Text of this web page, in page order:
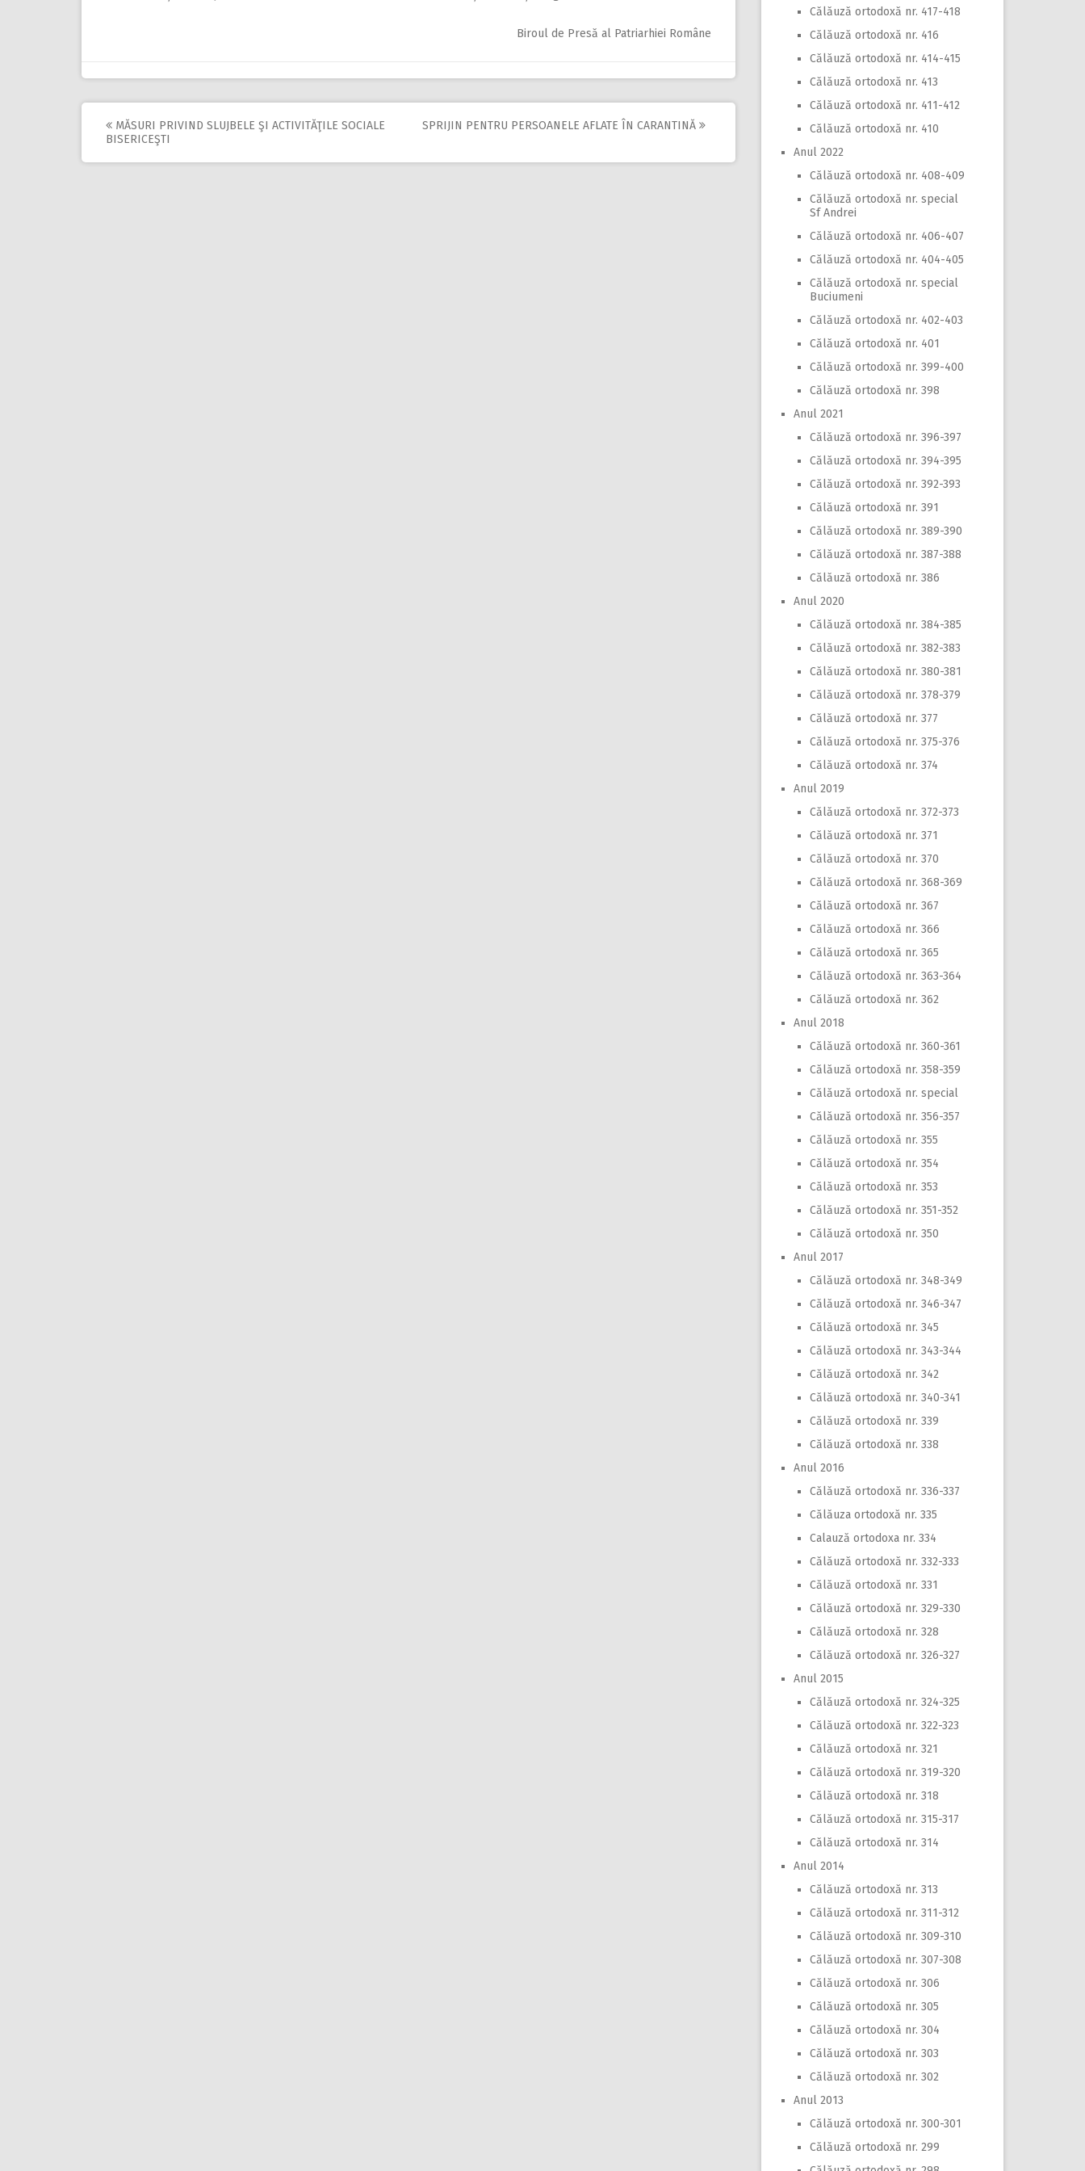
Biroul de Presă al Patriarhiei Române
Post
navigation
MĂSURI PRIVIND SLUJBELE ŞI ACTIVITĂŢILE SOCIALE
BISERICEŞTI
SPRIJIN PENTRU PERSOANELE AFLATE ÎN CARANTINĂ
Călăuză ortodoxă nr. 417-418
Călăuză ortodoxă nr. 416
Călăuză ortodoxă nr. 414-415
Călăuză ortodoxă nr. 413
Călăuză ortodoxă nr. 411-412
Călăuză ortodoxă nr. 410
Anul 2022
Călăuză ortodoxă nr. 408-409
Călăuză ortodoxă nr. special
Sf Andrei
Călăuză ortodoxă nr. 406-407
Călăuză ortodoxă nr. 404-405
Călăuză ortodoxă nr. special
Buciumeni
Călăuză ortodoxă nr. 402-403
Călăuză ortodoxă nr. 401
Călăuză ortodoxă nr. 399-400
Călăuză ortodoxă nr. 398
Anul 2021
Călăuză ortodoxă nr. 396-397
Călăuză ortodoxă nr. 394-395
Călăuză ortodoxă nr. 392-393
Călăuză ortodoxă nr. 391
Călăuză ortodoxă nr. 389-390
Călăuză ortodoxă nr. 387-388
Călăuză ortodoxă nr. 386
Anul 2020
Călăuză ortodoxă nr. 384-385
Călăuză ortodoxă nr. 382-383
Călăuză ortodoxă nr. 380-381
Călăuză ortodoxă nr. 378-379
Călăuză ortodoxă nr. 377
Călăuză ortodoxă nr. 375-376
Călăuză ortodoxă nr. 374
Anul 2019
Călăuză ortodoxă nr. 372-373
Călăuză ortodoxă nr. 371
Călăuză ortodoxă nr. 370
Călăuză ortodoxă nr. 368-369
Călăuză ortodoxă nr. 367
Călăuză ortodoxă nr. 366
Călăuză ortodoxă nr. 365
Călăuză ortodoxă nr. 363-364
Călăuză ortodoxă nr. 362
Anul 2018
Călăuză ortodoxă nr. 360-361
Călăuză ortodoxă nr. 358-359
Călăuză ortodoxă nr. special
Călăuză ortodoxă nr. 356-357
Călăuză ortodoxă nr. 355
Călăuză ortodoxă nr. 354
Călăuză ortodoxă nr. 353
Călăuză ortodoxă nr. 351-352
Călăuză ortodoxă nr. 350
Anul 2017
Călăuză ortodoxă nr. 348-349
Călăuză ortodoxă nr. 346-347
Călăuză ortodoxă nr. 345
Călăuză ortodoxă nr. 343-344
Călăuză ortodoxă nr. 342
Călăuză ortodoxă nr. 340-341
Călăuză ortodoxă nr. 339
Călăuză ortodoxă nr. 338
Anul 2016
Călăuză ortodoxă nr. 336-337
Călăuza ortodoxă nr. 335
Calauză ortodoxa nr. 334
Călăuză ortodoxă nr. 332-333
Călăuză ortodoxă nr. 331
Călăuză ortodoxă nr. 329-330
Călăuză ortodoxă nr. 328
Călăuză ortodoxă nr. 326-327
Anul 2015
Călăuză ortodoxă nr. 324-325
Călăuză ortodoxă nr. 322-323
Călăuză ortodoxă nr. 321
Călăuză ortodoxă nr. 319-320
Călăuză ortodoxă nr. 318
Călăuză ortodoxă nr. 315-317
Călăuză ortodoxă nr. 314
Anul 2014
Călăuză ortodoxă nr. 313
Călăuză ortodoxă nr. 311-312
Călăuză ortodoxă nr. 309-310
Călăuză ortodoxă nr. 307-308
Călăuză ortodoxă nr. 306
Călăuză ortodoxă nr. 305
Călăuză ortodoxă nr. 304
Călăuză ortodoxă nr. 303
Călăuză ortodoxă nr. 302
Anul 2013
Călăuză ortodoxă nr. 300-301
Călăuză ortodoxă nr. 299